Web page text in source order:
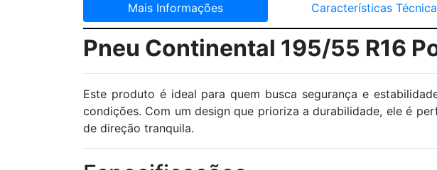
Mais Informações Características
Pneu Continental 195/55 R16
Este produto é ideal para quem busca segurança e
condições. Com um design que prioriza a durabilidade, ele é
de direção tranquila.